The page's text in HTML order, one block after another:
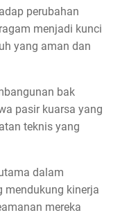
perubahan
menjadi kunci
yang aman dan
bak
pasir kuarsa yang
teknis yang
dalam
kinerja
mereka